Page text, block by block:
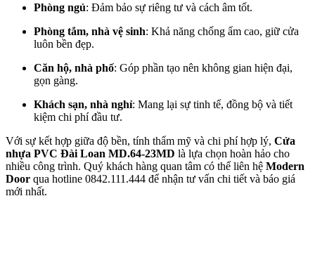
Phòng ngủ: Đảm bảo sự riêng tư và cách âm tốt.
Phòng tắm, nhà vệ sinh: Khả năng chống ẩm cao, giữ cửa
luôn bền đẹp.
Căn hộ, nhà phố: Góp phần tạo nên không gian hiện đại,
gọn gàng.
Khách sạn, nhà nghỉ: Mang lại sự tinh tế, đồng bộ và tiết
kiệm chi phí đầu tư.
Với sự kết hợp giữa độ bền, tính thẩm mỹ và chi phí hợp lý, Cửa
nhựa PVC Đài Loan MD.64-23MD là lựa chọn hoàn hảo cho
nhiều công trình. Quý khách hàng quan tâm có thể liên hệ Modern
Door qua hotline 0842.111.444 để nhận tư vấn chi tiết và báo giá
mới nhất.